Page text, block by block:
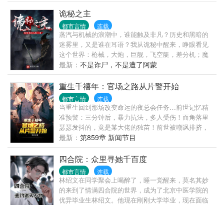
诡秘之主
都市言情 连载
蒸汽与机械的浪潮中，谁能触及非凡？历史和黑暗的
迷雾里，又是谁在耳语？我从诡秘中醒来，睁眼看见
这个世界：枪械，大炮，巨舰，飞空艇，差分机；魔
药，占卜，诅咒，倒吊人，封印物……光明依旧照
耀，神秘从未远离，这是一段“愚者”的传说。
最新： 不是诈尸，不是遭了阿蒙
重生千禧年：官场之路从片警开始
都市言情 连载
当重生回到那场改变命运的夜总会任务…前世记忆精
准预警：三分钟后，暴力抗法，多人受伤！而角落里
瑟瑟发抖的，竟是某大佬的独苗！前世被嘲讽排挤，
屈辱半生！这次，是重蹈覆辙，沦为斗争弃子（死亡
flag），还是抓住这滔天机遇，借大佬之手逆天改命？
（逆袭契机）全场震惊！昔日人人可欺的受气包片
警，竟暗中布局掌控全局，未来封疆大吏欠下天大人
情！
最新： 第859章 新闻节目
四合院：众里寻她千百度
都市言情 连载
林绍文在同学聚会上喝醉了，睡一觉醒来，莫名其妙
的来到了情满四合院的世界，成为了北京中医学院的
优异毕业生林绍文。他现在刚刚大学毕业，现在面临